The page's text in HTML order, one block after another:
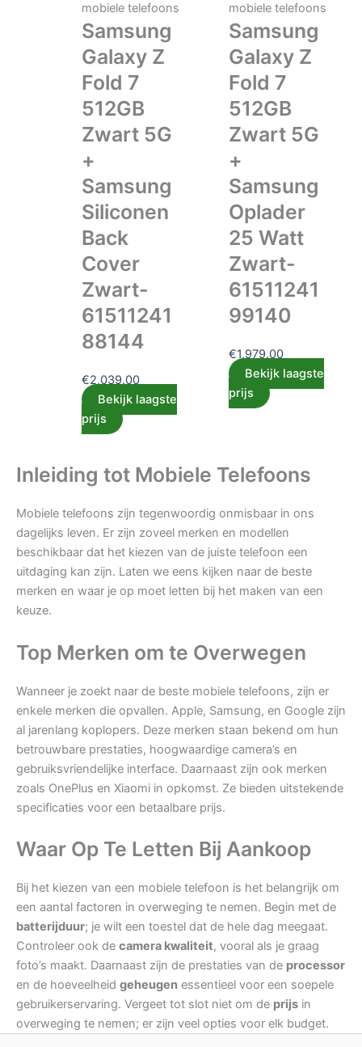
mobiele telefoons
Samsung
Galaxy Z
Fold 7
512GB
Zwart 5G
+
Samsung
Siliconen
Back
Cover
Zwart-
61511241
88144
€2,039.00
Bekijk laagste
prijs
mobiele telefoons
Samsung
Galaxy Z
Fold 7
512GB
Zwart 5G
+
Samsung
Oplader
25 Watt
Zwart-
61511241
99140
€1,979.00
Bekijk laagste
prijs
Inleiding tot Mobiele Telefoons
Mobiele telefoons zijn tegenwoordig onmisbaar in ons
dagelijks leven. Er zijn zoveel merken en modellen
beschikbaar dat het kiezen van de juiste telefoon een
uitdaging kan zijn. Laten we eens kijken naar de beste
merken en waar je op moet letten bij het maken van een
keuze.
Top Merken om te Overwegen
Wanneer je zoekt naar de beste mobiele telefoons, zijn er
enkele merken die opvallen. Apple, Samsung, en Google zijn
al jarenlang koplopers. Deze merken staan bekend om hun
betrouwbare prestaties, hoogwaardige camera’s en
gebruiksvriendelijke interface. Daarnaast zijn ook merken
zoals OnePlus en Xiaomi in opkomst. Ze bieden uitstekende
specificaties voor een betaalbare prijs.
Waar Op Te Letten Bij Aankoop
Bij het kiezen van een mobiele telefoon is het belangrijk om
een aantal factoren in overweging te nemen. Begin met de
batterijduur; je wilt een toestel dat de hele dag meegaat.
Controleer ook de camera kwaliteit, vooral als je graag
foto’s maakt. Daarnaast zijn de prestaties van de processor
en de hoeveelheid geheugen essentieel voor een soepele
gebruikerservaring. Vergeet tot slot niet om de prijs in
overweging te nemen; er zijn veel opties voor elk budget.